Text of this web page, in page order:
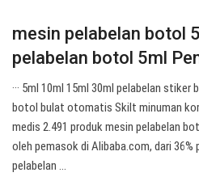
mesin pelabelan botol
pelabelan botol 5ml
··· 5ml 10ml 15ml 30ml pelabelan
botol bulat otomatis Skilt minuman
medis 2.491 produk mesin pelabelan
oleh pemasok di Alibaba.com, dari 36%
pelabelan …